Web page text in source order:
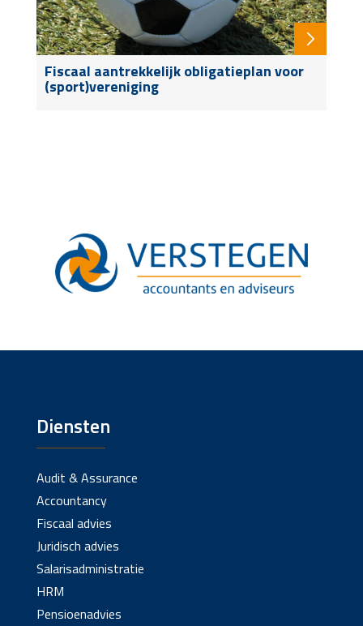
Fiscaal aantrekkelijk obligatieplan voor
(sport)vereniging
Diensten
Audit & Assurance
Accountancy
Fiscaal advies
Juridisch advies
Salarisadministratie
HRM
Pensioenadvies